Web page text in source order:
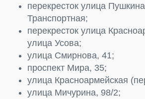
перекресток улица
Транспортная;
перекресток улица
улица Усова;
улица Смирнова, 41;
проспект Мира, 35;
улица Красноармейская
улица Мичурина, 98/2;